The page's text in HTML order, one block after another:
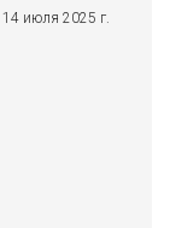
14 июля 2025 г.